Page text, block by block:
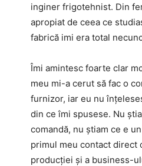
inginer frigotehnist. Din
apropiat de ceea ce
fabrică imi era total
Îmi amintesc foarte clar
meu mi-a cerut să fac o
furnizor, iar eu nu
din ce îmi spusese. Nu
comandă, nu știam ce e
primul meu contact direct
producției și a business-